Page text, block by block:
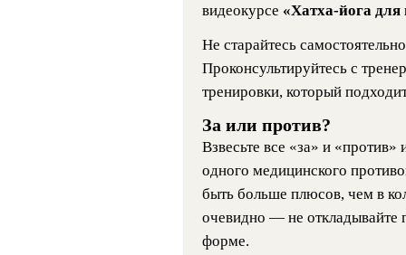
видеокурсе «Хатха-йога
Не старайтесь
Проконсультируйтесь с
тренировки, который
За или против?
Взвесьте все «за» и
одного медицинского
быть больше плюсов, чем в
очевидно — не откладывайте
форме.